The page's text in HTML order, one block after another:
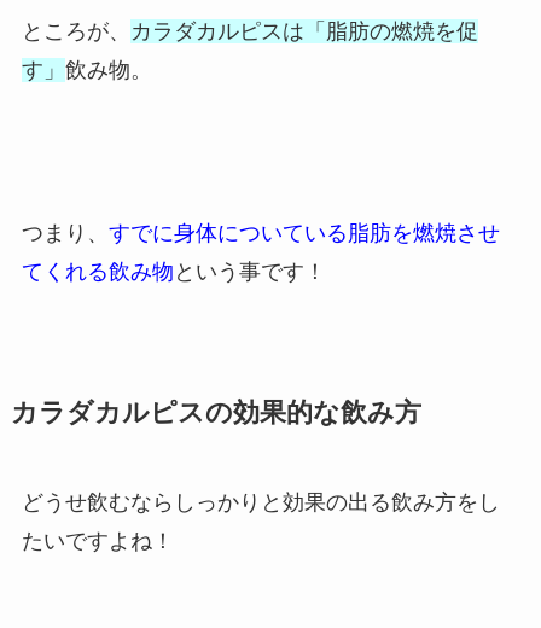
ところが、
カラダカルピスは「脂肪の燃焼を促
す」 飲み物。
つまり、 すでに身体についている脂肪を燃焼させ
てくれる飲み物 という事です！
カラダカルピスの効果的な飲み方
どうせ飲むならしっかりと効果の出る飲み方をし
たいですよね！